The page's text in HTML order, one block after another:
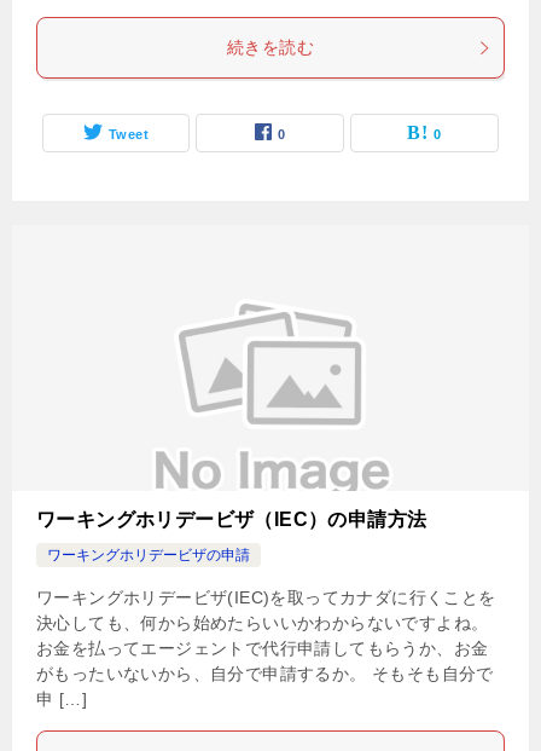
続きを読む
Tweet 0 0
ワーキングホリデービザ（IEC）の申請方法
ワーキングホリデービザの申請
ワーキングホリデービザ(IEC)を取ってカナダに行くことを
決心しても、何から始めたらいいかわからないですよね。
お金を払ってエージェントで代行申請してもらうか、お金
がもったいないから、自分で申請するか。 そもそも自分で
申 […]